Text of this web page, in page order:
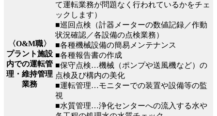
〈O&M職〉
プラント施設
内での運転管
理・維持管理
業務
て運転業務が問題なく行われているかをチェ
ックします）
■巡回点検（計器メーターの数値記録／作動
状況確認／各設備の点検業務）
■各種機械設備の簡易メンテナンス
■各種報告書の作成
■保守点検…機械（ポンプや送風機など）の
点検及び構内の美化
■運転管理…モニターでの装置や設備等の監
視
■水質管理…浄化センターへの流入する水や